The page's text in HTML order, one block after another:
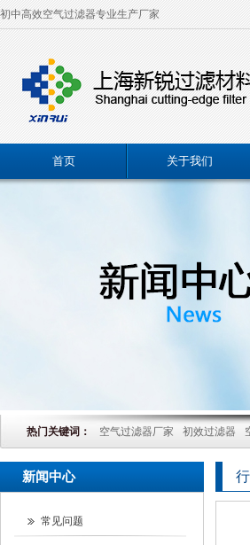
初中高效空气过滤器专业生产厂家
首页 关于我们
热门关键词： 空气过滤器厂家 初效过滤器
新闻中心
常见问题